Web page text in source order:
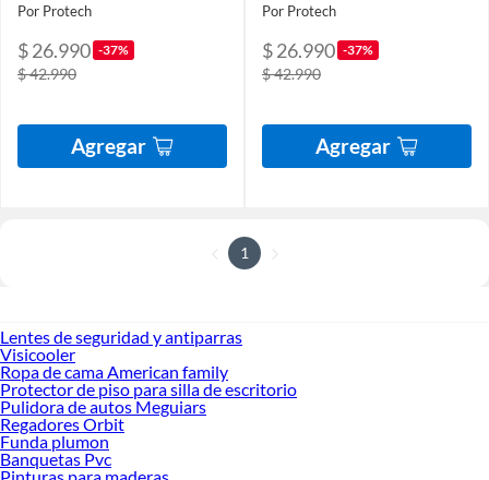
Por Protech
$ 26.990 -37%
$ 42.990
Agregar
Por Protech
$ 26.990 -37%
$ 42.990
Agregar
1
Lentes de seguridad y antiparras
Visicooler
Ropa de cama American family
Protector de piso para silla de escritorio
Pulidora de autos Meguiars
Regadores Orbit
Funda plumon
Banquetas Pvc